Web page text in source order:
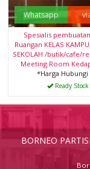
Whatsapp
Spesialis
Ruangan KELAS
SEKOLAH /butik/cafe/
Meeting Room
*Harga Hubungi
Ready Stock
BORNEO